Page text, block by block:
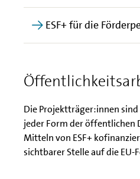
mehr
ESF+ für die
Die Projektträger:innen
jeder Form der öffentlichen
Mitteln von ESF+
sichtbarer Stelle auf die